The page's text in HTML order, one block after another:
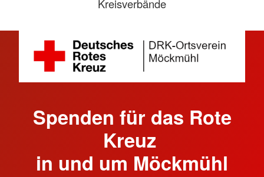
Kreisverbände
Spenden für das Rote
Kreuz
in und um Möckmühl